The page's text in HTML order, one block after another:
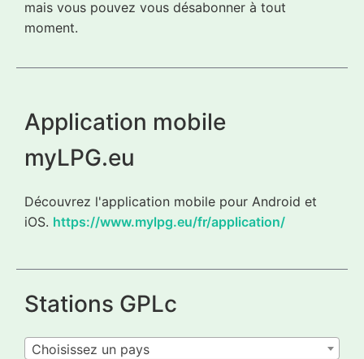
mais vous pouvez vous désabonner à tout
moment.
Application mobile
myLPG.eu
Découvrez l'application mobile pour Android et
iOS. https://www.mylpg.eu/fr/application/
Stations GPLc
Choisissez un pays